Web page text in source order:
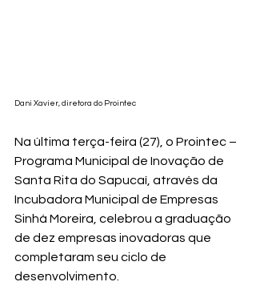
Dani Xavier, diretora do Prointec
Na última terça-feira (27), o Prointec –
Programa Municipal de Inovação de
Santa Rita do Sapucaí, através da
Incubadora Municipal de Empresas
Sinhá Moreira, celebrou a graduação
de dez empresas inovadoras que
completaram seu ciclo de
desenvolvimento.